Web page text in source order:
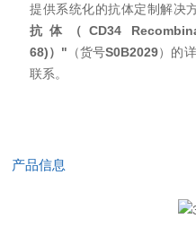
提供系统化的抗体定制解决
抗体（CD34
68)）" （货号S0B2029）的
联系。
产品信息